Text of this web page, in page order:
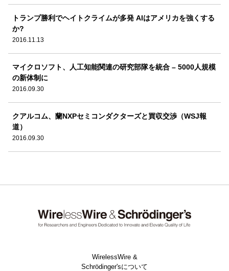
トランプ勝利でヘイトクライムが多発 AIはアメリカを強くする
か?
2016.11.13
マイクロソフト、人工知能関連の研究部隊を統合 – 5000人規模
の新体制に
2016.09.30
クアルコム、蘭NXPセミコンダクターズと買収交渉（WSJ報
道）
2016.09.30
WirelessWire &
Schrödinger'sについて